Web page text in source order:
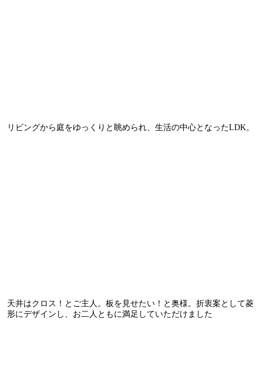
リビングから庭をゆっくりと眺められ、生活の中心となったLDK。
天井はクロス！とご主人。板を見せたい！と奥様。折衷案として菱
形にデザインし、お二人ともに満足していただけました